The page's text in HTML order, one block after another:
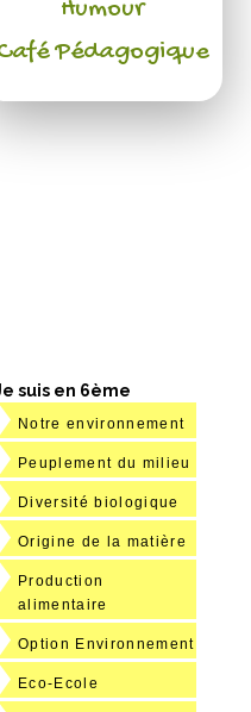
Humour
Pédagogique
suis en 6ème
Notre environnement
Peuplement du milieu
Diversité biologique
Origine de la matière
Production
alimentaire
Option Environnement
Eco-Ecole